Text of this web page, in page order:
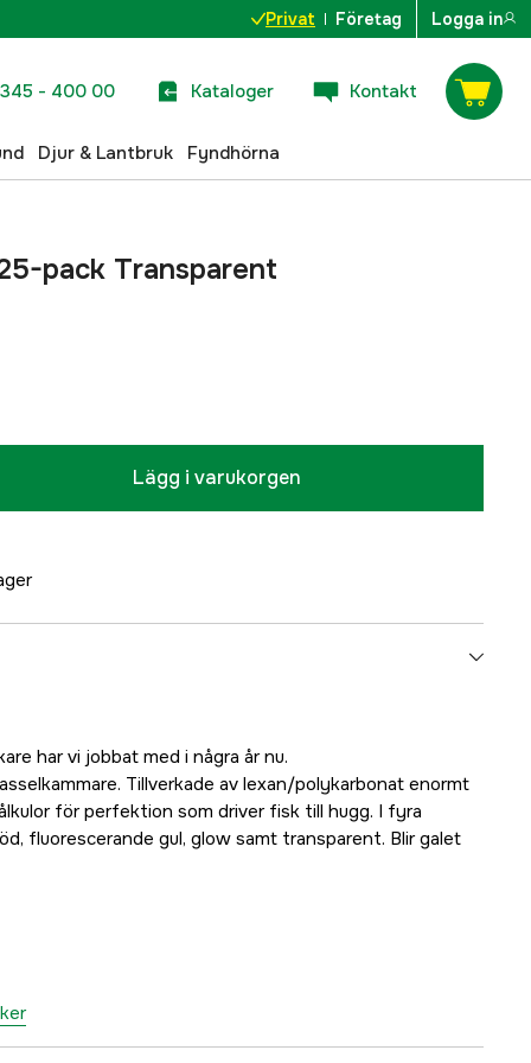
Privat Företag Logga in
- 400 00 Kataloger Kontakt
Djur & Lantbruk Fyndhörna
pack Transparent
Lägg i varukorgen
har vi jobbat med i några år nu.
Tillverkade av lexan/polykarbonat enormt
för perfektion som driver fisk till hugg. I fyra
fluorescerande gul, glow samt transparent. Blir galet